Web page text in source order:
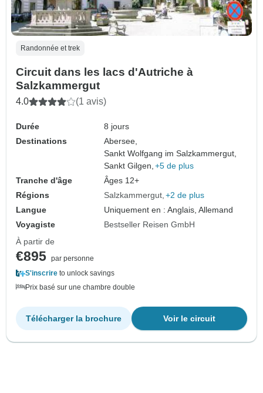
Randonnée et trek
Circuit dans les lacs d'Autriche à
Salzkammergut
4.0 (1 avis)
Durée
8 jours
Destinations
Abersee,
Sankt Wolfgang im Salzkammergut,
Sankt Gilgen, +5 de plus
Tranche d'âge
Âges 12+
Régions
Salzkammergut +2 de plus
Langue
Uniquement en : Anglais, Allemand
Voyagiste
Bestseller Reisen GmbH
À partir de
€895 par personne
S'inscrire to unlock savings
Prix basé sur une chambre double
Voir le circuit
Télécharger la brochure